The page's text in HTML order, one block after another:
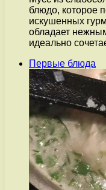
блюдо, которое
искушенных
обладает
идеально
Первые блюда